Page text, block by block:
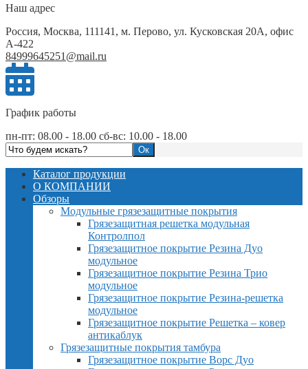
Наш адрес
Россия, Москва, 111141, м. Перово, ул. Кусковская 20А, офис
А-422
84999645251@mail.ru
График работы
пн-пт: 08.00 - 18.00 сб-вс: 10.00 - 18.00
Каталог продукции
О КОМПАНИИ
Обзоры
Модульные грязезащитные покрытия
Грязезащитная решетка модульная
Контролпол
Грязезащитное покрытие Резина Дуо
модульное
Грязезащитное покрытие Резина Трио
модульное
Грязезащитное покрытие Резина-решетка
модульное
Грязезащитное покрытие Решетка – ковер
антикаблук
Грязезащитные покрытия тамбура
Грязезащитное покрытие Ворс Дуо